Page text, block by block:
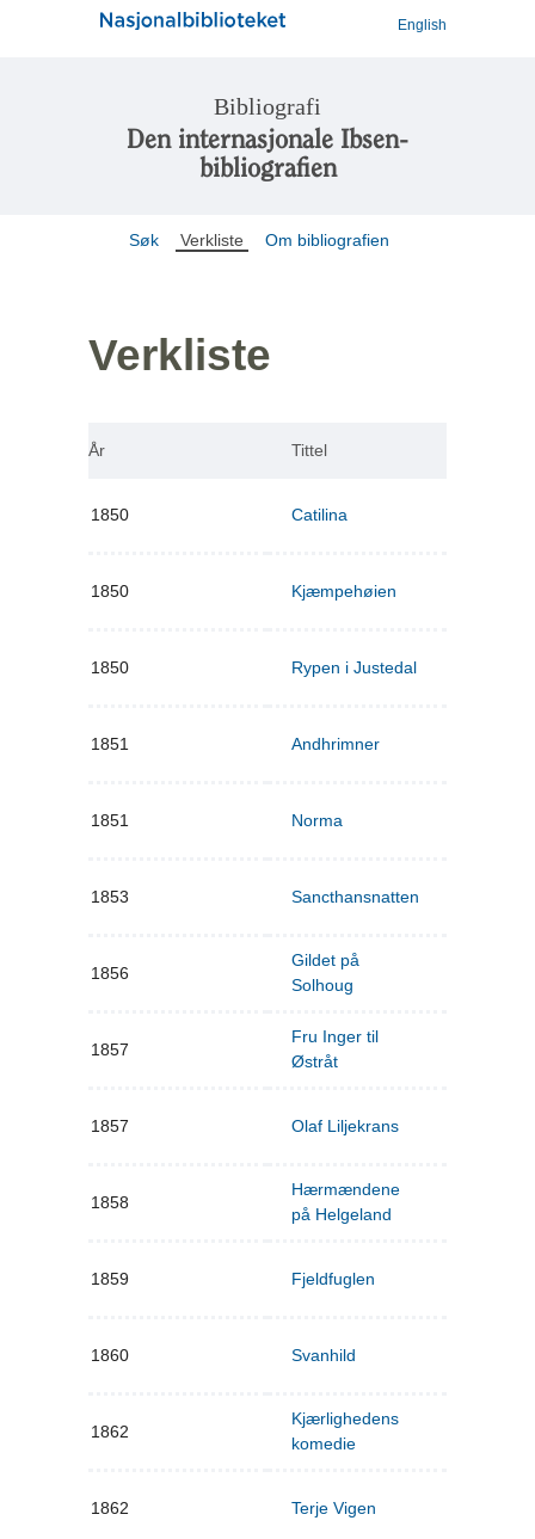
English
Bibliografi
Den internasjonale Ibsen-
bibliografien
Søk Verkliste Om bibliografien
Verkliste
År Tittel
1850 Catilina
1850 Kjæmpehøien
1850 Rypen i Justedal
1851 Andhrimner
1851 Norma
1853 Sancthansnatten
1856
Gildet på
Solhoug
1857
Fru Inger til
Østråt
1857 Olaf Liljekrans
1858
Hærmændene
på Helgeland
1859 Fjeldfuglen
1860 Svanhild
1862
Kjærlighedens
komedie
1862 Terje Vigen